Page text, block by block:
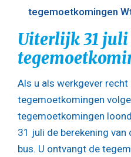
tegemoetkomingen
Uiterlijk 31
Als u als werkgever
tegemoetkomingen
tegemoetkomingen
31 juli de berekening
bus. U ontvangt de